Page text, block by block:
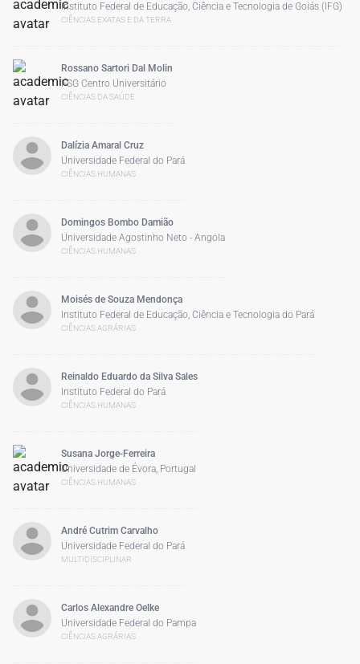
Instituto Federal de Educação, Ciência e Tecnologia de Goiás (IFG)
CIÊNCIAS EXATAS E DA TERRA
Rossano Sartori Dal Molin
FSG Centro Universitário
CIÊNCIAS DA SAÚDE
Dalízia Amaral Cruz
Universidade Federal do Pará
CIÊNCIAS HUMANAS
Domingos Bombo Damião
Universidade Agostinho Neto - Angola
CIÊNCIAS HUMANAS
Moisés de Souza Mendonça
Instituto Federal de Educação, Ciência e Tecnologia do Pará
CIÊNCIAS AGRÁRIAS
Reinaldo Eduardo da Silva Sales
Instituto Federal do Pará
CIÊNCIAS HUMANAS
Susana Jorge-Ferreira
Universidade de Évora, Portugal
CIÊNCIAS HUMANAS
André Cutrim Carvalho
Universidade Federal do Pará
MULTIDISCIPLINAR
Carlos Alexandre Oelke
Universidade Federal do Pampa
CIÊNCIAS AGRÁRIAS